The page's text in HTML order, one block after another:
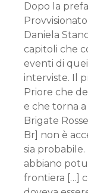
Dopo la
Daniela
capitoli che
eventi di
interviste. Il
Priore che
e che torna
Brigate
Br] non è
sia
abbiano
frontiera […]